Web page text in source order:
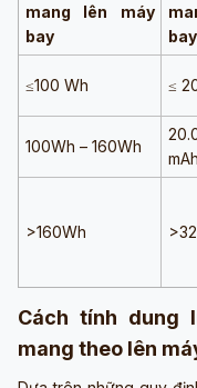
mang lên máy
bay
bay
≤100 Wh ≤
100Wh – 160Wh
mAh
>160Wh
Cách tính dung
mang theo lên